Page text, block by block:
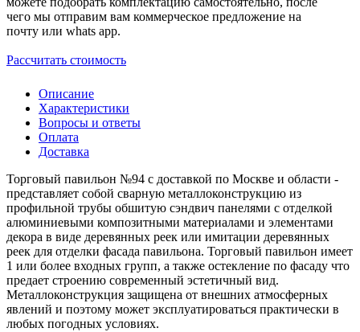
чего мы отправим вам коммерческое предложение на
почту или whats app.
Рассчитать стоимость
Описание
Характеристики
Вопросы и ответы
Оплата
Доставка
Торговый павильон №94 с доставкой по Москве и области -
представляет собой сварную металлоконструкцию из
профильной трубы обшитую сэндвич панелями с отделкой
алюминиевыми композитными материалами и элементами
декора в виде деревянных реек или имитации деревянных
реек для отделки фасада павильона. Торговый павильон имеет
1 или более входных групп, а также остекление по фасаду что
предает строению современный эстетичный вид.
Металлоконструкция защищена от внешних атмосферных
явлений и поэтому может эксплуатироваться практически в
любых погодных условиях.